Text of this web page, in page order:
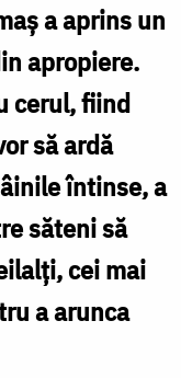
a aprins un
apropiere.
cerul, fiind
să ardă
întinse, a
săteni să
cei mai
a arunca